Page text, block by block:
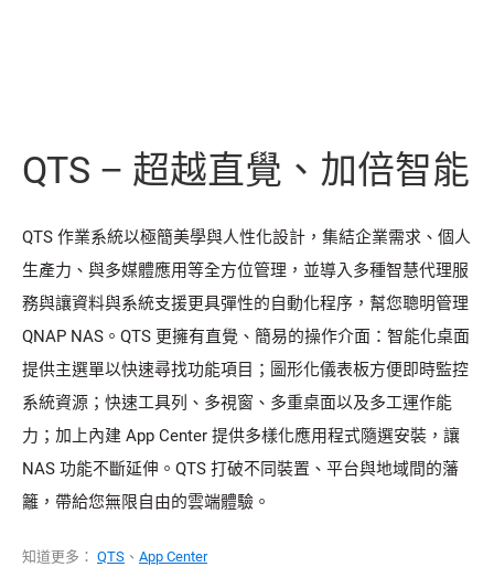
QTS – 超越直覺、加倍智能
QTS 作業系統以極簡美學與人性化設計，集結企業需求、個人
生產力、與多媒體應用等全方位管理，並導入多種智慧代理服
務與讓資料與系統支援更具彈性的自動化程序，幫您聰明管理
QNAP NAS。QTS 更擁有直覺、簡易的操作介面：智能化桌面
提供主選單以快速尋找功能項目；圖形化儀表板方便即時監控
系統資源；快速工具列、多視窗、多重桌面以及多工運作能
力；加上內建 App Center 提供多樣化應用程式隨選安裝，讓
NAS 功能不斷延伸。QTS 打破不同裝置、平台與地域間的藩
籬，帶給您無限自由的雲端體驗。
知道更多： QTS 、 App Center